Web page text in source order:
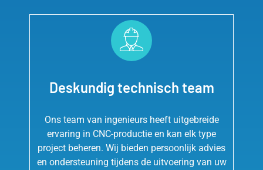
Deskundig technisch team
Ons team van ingenieurs heeft uitgebreide
ervaring in CNC-productie en kan elk type
project beheren. Wij bieden persoonlijk advies
en ondersteuning tijdens de uitvoering van uw